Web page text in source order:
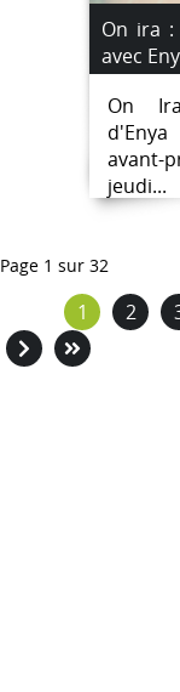
On ira :
avec
On
jeudi...
Page 1 sur 32
1 2